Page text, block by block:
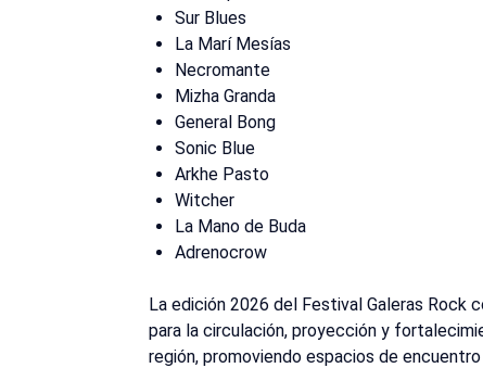
Sur Blues
La Marí Mesías
Necromante
Mizha Granda
General Bong
Sonic Blue
Arkhe Pasto
Witcher
La Mano de Buda
Adrenocrow
La edición 2026 del Festival Galeras Rock
para la circulación, proyección y
región, promoviendo espacios de